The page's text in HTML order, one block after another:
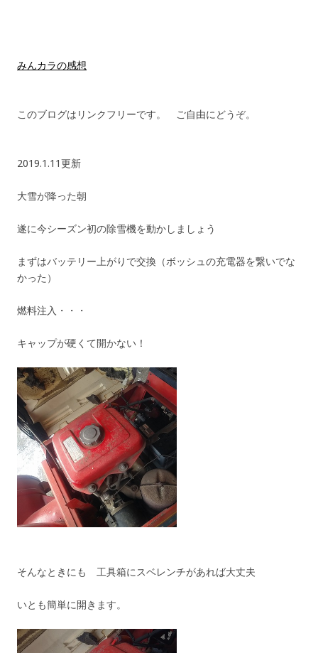
みんカラの感想
このブログはリンクフリーです。 ご自由にどうぞ。
2019.1.11更新
大雪が降った朝
遂に今シーズン初の除雪機を動かしましょう
まずはバッテリー上がりで交換（ボッシュの充電器を繋いでな
かった）
燃料注入・・・
キャップが硬くて開かない！
そんなときにも 工具箱にスベレンチがあれば大丈夫
いとも簡単に開きます。